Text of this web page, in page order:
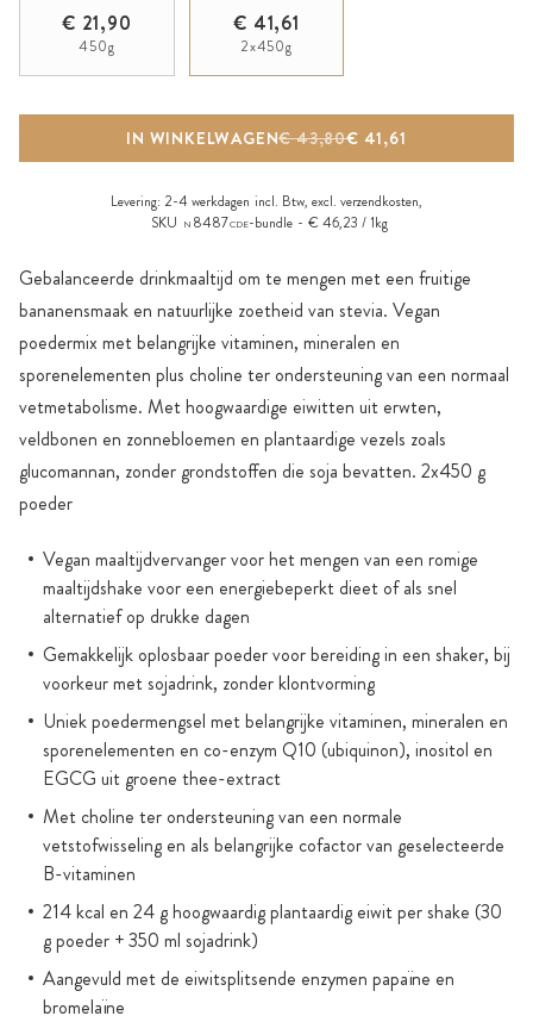
Gebalanceerde drinkmaaltijd om te mengen met een fruitige
bananensmaak en natuurlijke zoetheid van stevia. Vegan
poedermix met belangrijke vitaminen, mineralen en
sporenelementen plus choline ter ondersteuning van een normaal
vetmetabolisme. Met hoogwaardige eiwitten uit erwten,
veldbonen en zonnebloemen en plantaardige vezels zoals
glucomannan, zonder grondstoffen die soja bevatten. 2x450 g
poeder
Vegan maaltijdvervanger voor het mengen van een romige
maaltijdshake voor een energiebeperkt dieet of als snel
alternatief op drukke dagen
Gemakkelijk oplosbaar poeder voor bereiding in een shaker, bij
voorkeur met sojadrink, zonder klontvorming
Uniek poedermengsel met belangrijke vitaminen, mineralen en
sporenelementen en co-enzym Q10 (ubiquinon), inositol en
EGCG uit groene thee-extract
Met choline ter ondersteuning van een normale
vetstofwisseling en als belangrijke cofactor van geselecteerde
B-vitaminen
214 kcal en 24 g hoogwaardig plantaardig eiwit per shake (30
g poeder + 350 ml sojadrink)
Aangevuld met de eiwitsplitsende enzymen papaïne en
bromelaïne
€ 21,90
450g
€ 41,61
2x450g
IN WINKELWAGEN € 41,61
€ 43,80
Levering: 2-4 werkdagen incl. Btw, excl. verzendkosten,
SKU
N 8487CDE-bundle € 46,23 / 1kg